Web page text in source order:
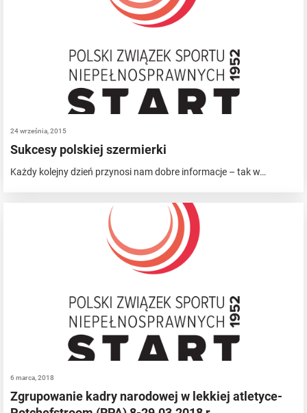
24 września, 2015
Sukcesy polskiej szermierki
Każdy kolejny dzień przynosi nam dobre informacje – tak w…
6 marca, 2018
Zgrupowanie kadry narodowej w lekkiej atletyce-